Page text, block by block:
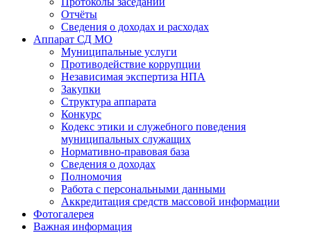
Отчёты
Сведения о доходах и расходах
Аппарат СД МО
Муниципальные услуги
Противодействие коррупции
Независимая экспертиза НПА
Закупки
Структура аппарата
Конкурс
Кодекс этики и служебного поведения
муниципальных служащих
Нормативно-правовая база
Сведения о доходах
Полномочия
Работа с персональными данными
Аккредитация средств массовой информации
Фотогалерея
Важная информация